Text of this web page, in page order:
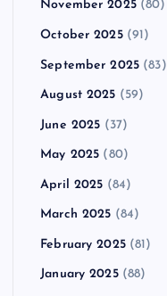
November 2025(80)
October 2025(91)
September 2025 (83)
August 2025 (59)
June 2025 (37)
May 2025 (80)
April 2025 (84)
March 2025 (84)
February 2025(81)
January 2025(88)